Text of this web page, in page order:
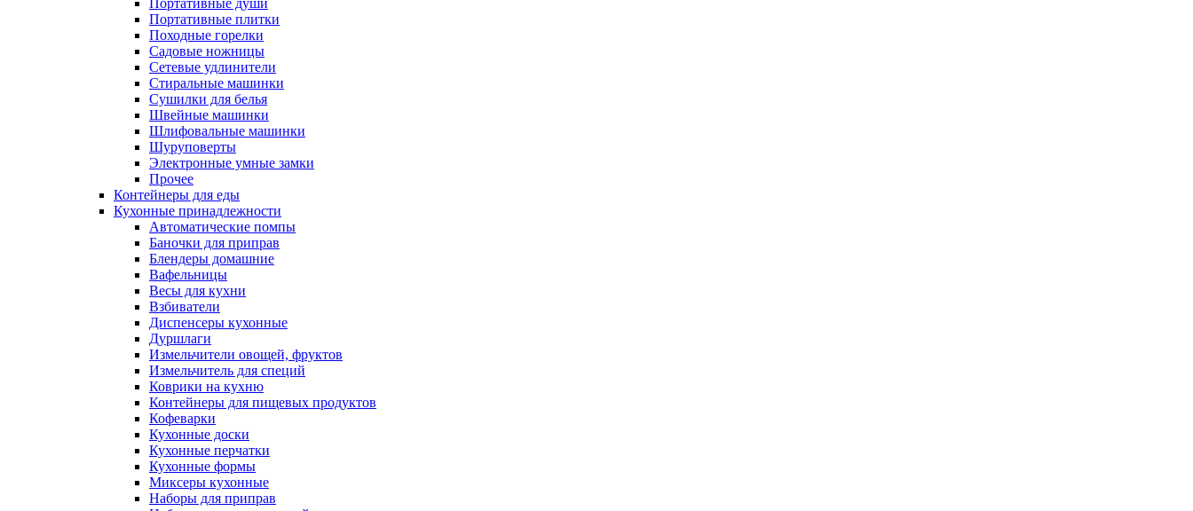
Портативные души
Портативные плитки
Походные горелки
Садовые ножницы
Сетевые удлинители
Стиральные машинки
Сушилки для белья
Швейные машинки
Шлифовальные машинки
Шуруповерты
Электронные умные замки
Прочее
Контейнеры для еды
Кухонные принадлежности
Автоматические помпы
Баночки для приправ
Блендеры домашние
Вафельницы
Весы для кухни
Взбиватели
Диспенсеры кухонные
Дуршлаги
Измельчители овощей, фруктов
Измельчитель для специй
Коврики на кухню
Контейнеры для пищевых продуктов
Кофеварки
Кухонные доски
Кухонные перчатки
Кухонные формы
Миксеры кухонные
Наборы для приправ